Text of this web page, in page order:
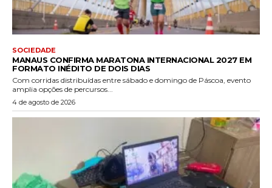
SOCIEDADE
MANAUS CONFIRMA MARATONA INTERNACIONAL 2027 EM
FORMATO INÉDITO DE DOIS DIAS
Com corridas distribuídas entre sábado e domingo de Páscoa, evento
amplia opções de percursos...
4 de agosto de 2026